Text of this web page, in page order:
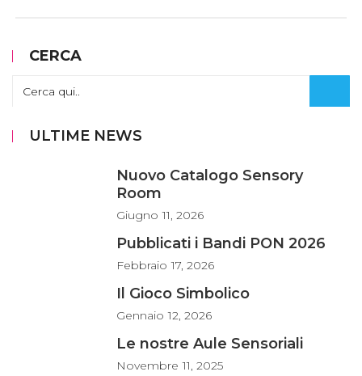
CERCA
ULTIME NEWS
Nuovo Catalogo Sensory
Room
Giugno 11, 2026
Pubblicati i Bandi PON 2026
Febbraio 17, 2026
Il Gioco Simbolico
Gennaio 12, 2026
Le nostre Aule Sensoriali
Novembre 11, 2025